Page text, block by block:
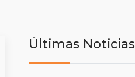
Últimas Noticias